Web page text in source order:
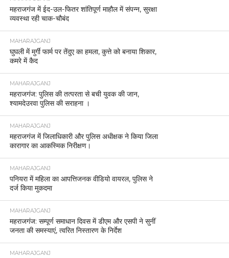
महराजगंज में ईद-उल-फितर शांतिपूर्ण माहौल में संपन्न, सुरक्षा
व्यवस्था रही चाक-चौबंद
MAHARAJGANJ
घुघली में मुर्गी फार्म पर तेंदुए का हमला, कुत्ते को बनाया शिकार,
कमरे में कैद
MAHARAJGANJ
महराजगंज: पुलिस की तत्परता से बची युवक की जान,
श्यामदेउरवा पुलिस की सराहना ।
MAHARAJGANJ
महराजगंज में जिलाधिकारी और पुलिस अधीक्षक ने किया जिला
कारागार का आकस्मिक निरीक्षण।
MAHARAJGANJ
पनियरा में महिला का आपत्तिजनक वीडियो वायरल, पुलिस ने
दर्ज किया मुकदमा
MAHARAJGANJ
महराजगंज: सम्पूर्ण समाधान दिवस में डीएम और एसपी ने सुनीं
जनता की समस्याएं, त्वरित निस्तारण के निर्देश
MAHARAJGANJ